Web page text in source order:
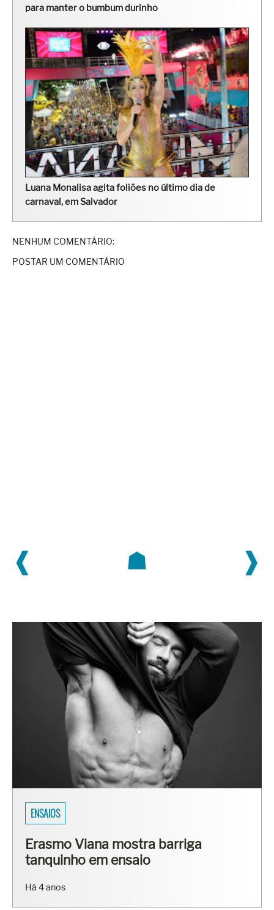
para manter o bumbum durinho
Luana Monalisa agita foliões no último dia de
carnaval, em Salvador
NENHUM COMENTÁRIO:
POSTAR UM COMENTÁRIO
❰ ❱
☗
SARADOS DO BRASIL
Fisiculturistas Lucas Luz e Vinícius
Ribeiro mostram os corpos sarados